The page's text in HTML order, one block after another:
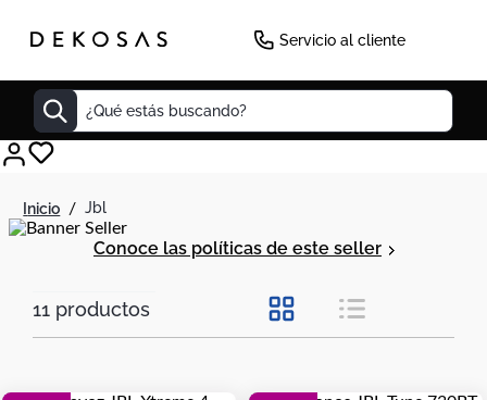
Servicio al cliente
¿Qué estás buscando?
jbl
Conoce las políticas de este seller
11 productos
Decoracion
Lamparas